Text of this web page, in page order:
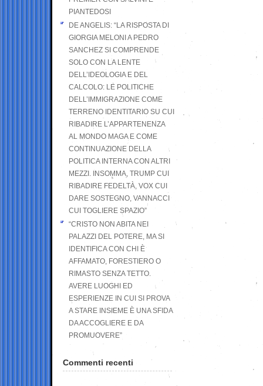
PIANTEDOSI
DE ANGELIS: “LA RISPOSTA DI
GIORGIA MELONI A PEDRO
SANCHEZ SI COMPRENDE
SOLO CON LA LENTE
DELL’IDEOLOGIA E DEL
CALCOLO: LE POLITICHE
DELL’IMMIGRAZIONE COME
TERRENO IDENTITARIO SU CUI
RIBADIRE L’APPARTENENZA
AL MONDO MAGA E COME
CONTINUAZIONE DELLA
POLITICA INTERNA CON ALTRI
MEZZI. INSOMMA, TRUMP CUI
RIBADIRE FEDELTÀ, VOX CUI
DARE SOSTEGNO, VANNACCI
CUI TOGLIERE SPAZIO”
“CRISTO NON ABITA NEI
PALAZZI DEL POTERE, MA SI
IDENTIFICA CON CHI È
AFFAMATO, FORESTIERO O
RIMASTO SENZA TETTO.
AVERE LUOGHI ED
ESPERIENZE IN CUI SI PROVA
A STARE INSIEME È UNA SFIDA
DA ACCOGLIERE E DA
PROMUOVERE”
Commenti recenti